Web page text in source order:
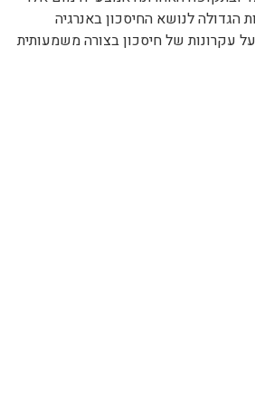
הגדולה לנושא החיסכון באנרגיה
עקרונות של חיסכון בצורה משמעותית